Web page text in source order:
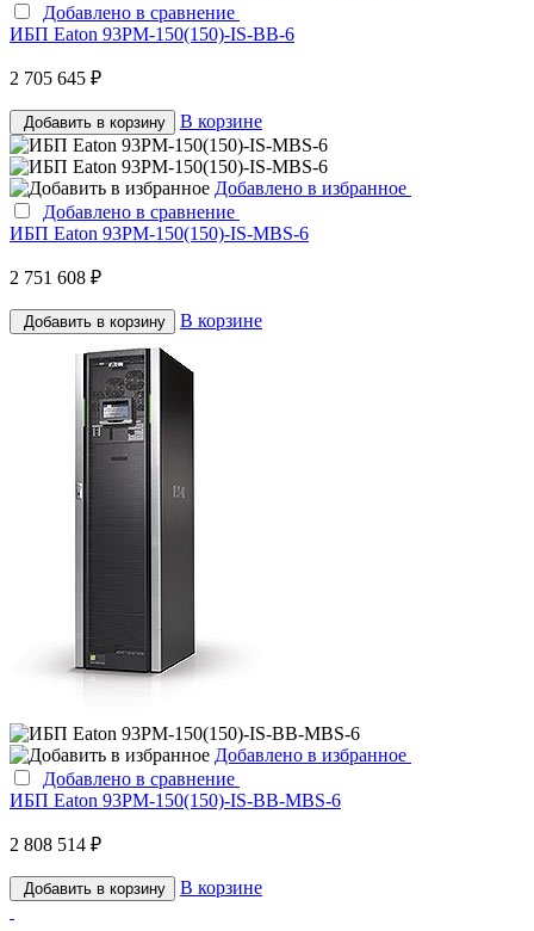
Добавлено в сравнение
ИБП Eaton 93PM-150(150)-IS-BB-6
2 705 645 ₽
Добавить в корзину В корзине
Добавлено в избранное
Добавлено в сравнение
ИБП Eaton 93PM-150(150)-IS-MBS-6
2 751 608 ₽
Добавить в корзину В корзине
Добавлено в избранное
Добавлено в сравнение
ИБП Eaton 93PM-150(150)-IS-BB-MBS-6
2 808 514 ₽
Добавить в корзину В корзине